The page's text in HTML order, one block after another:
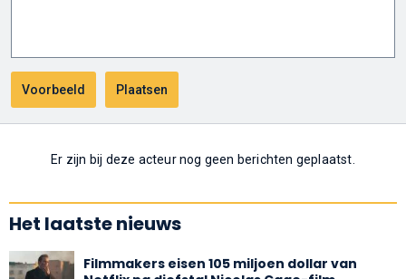
Er zijn bij deze acteur nog geen berichten geplaatst.
Het laatste nieuws
Filmmakers eisen 105 miljoen dollar van